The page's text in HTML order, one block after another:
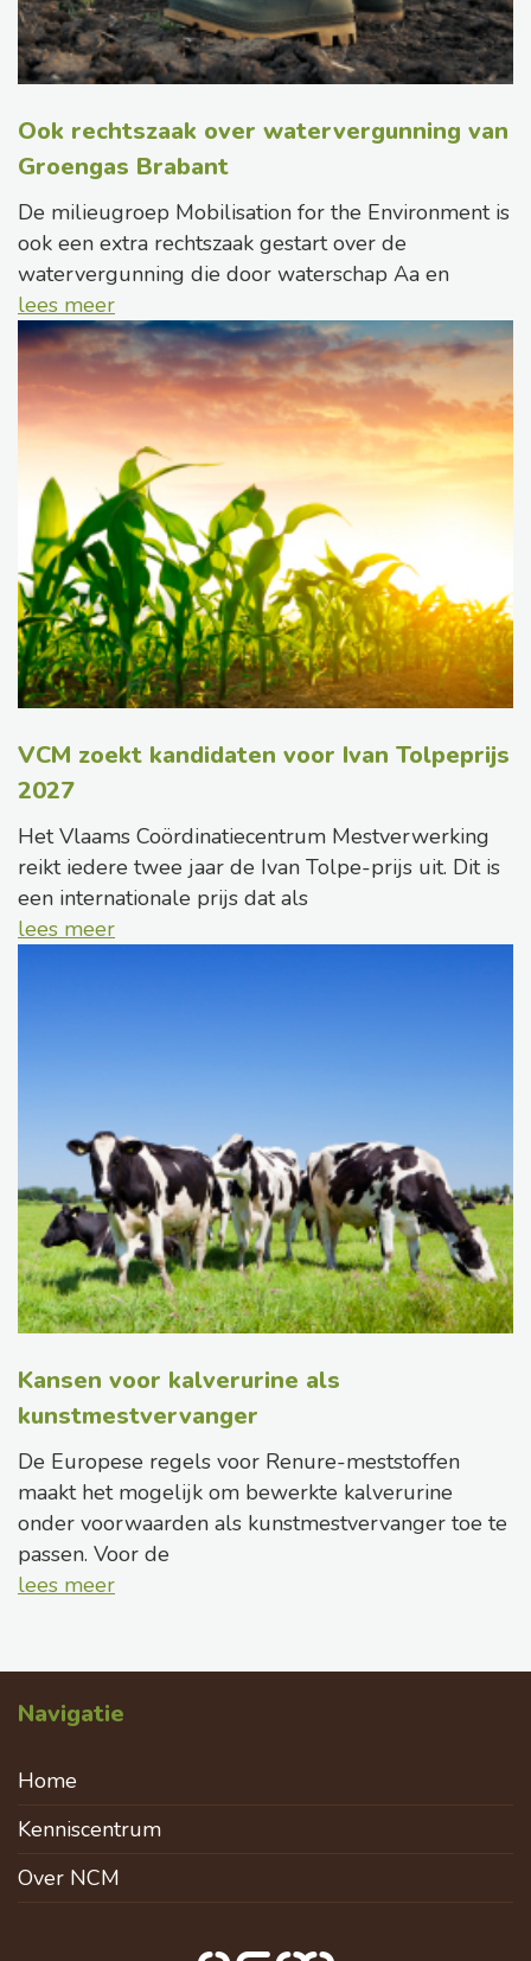
Ook rechtszaak over watervergunning van
Groengas Brabant
De milieugroep Mobilisation for the Environment is
ook een extra rechtszaak gestart over de
watervergunning die door waterschap Aa en
lees meer
VCM zoekt kandidaten voor Ivan Tolpeprijs
2027
Het Vlaams Coördinatiecentrum Mestverwerking
reikt iedere twee jaar de Ivan Tolpe-prijs uit. Dit is
een internationale prijs dat als
lees meer
Kansen voor kalverurine als
kunstmestvervanger
De Europese regels voor Renure-meststoffen
maakt het mogelijk om bewerkte kalverurine
onder voorwaarden als kunstmestvervanger toe te
passen. Voor de
lees meer
Navigatie
Home
Kenniscentrum
Over NCM